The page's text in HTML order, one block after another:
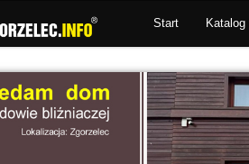
Start Katalog